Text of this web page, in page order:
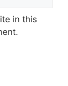
in this